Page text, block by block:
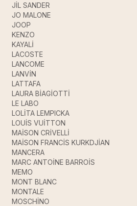
JİL SANDER
JO MALONE
JOOP
KENZO
KAYALİ
LACOSTE
LANCOME
LANVİN
LATTAFA
LAURA BİAGİOTTİ
LE LABO
LOLİTA LEMPICKA
LOUİS VUİTTON
MAİSON CRİVELLİ
MAİSON FRANCİS KURKDJİAN
MANCERA
MARC ANTOİNE BARROİS
MEMO
MONT BLANC
MONTALE
MOSCHİNO